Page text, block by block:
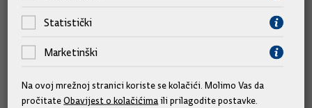
Kategorije
Financijski izvještaji 2025.
Statistički
Marketinški
Na ovoj mrežnoj stranici koriste se kolačići. Molimo Vas da
pročitateObavijest o kolačićima ili prilagodite postavke.